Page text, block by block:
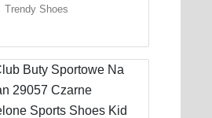
Trendy Shoes